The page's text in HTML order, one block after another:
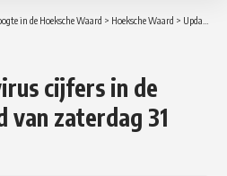
in de Hoeksche Waard > Hoeksche Waard > Update Coronavirus cijfers in de Hoeksche Waard van zaterdag 31 oktober
cijfers in de
van zaterdag 31